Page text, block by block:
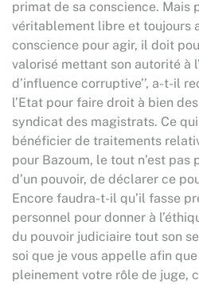
primat de sa conscience. Mais
véritablement libre et toujours
conscience pour agir, il doit
valorisé mettant son autorité à
d’influence corruptive’’, a-t-il
l’Etat pour faire droit à bien
syndicat des magistrats. Ce
bénéficier de traitements
pour Bazoum, le tout n’est pas
d’un pouvoir, de déclarer ce
Encore faudra-t-il qu’il fasse
personnel pour donner à
du pouvoir judiciaire tout son
soi que je vous appelle afin
pleinement votre rôle de juge,